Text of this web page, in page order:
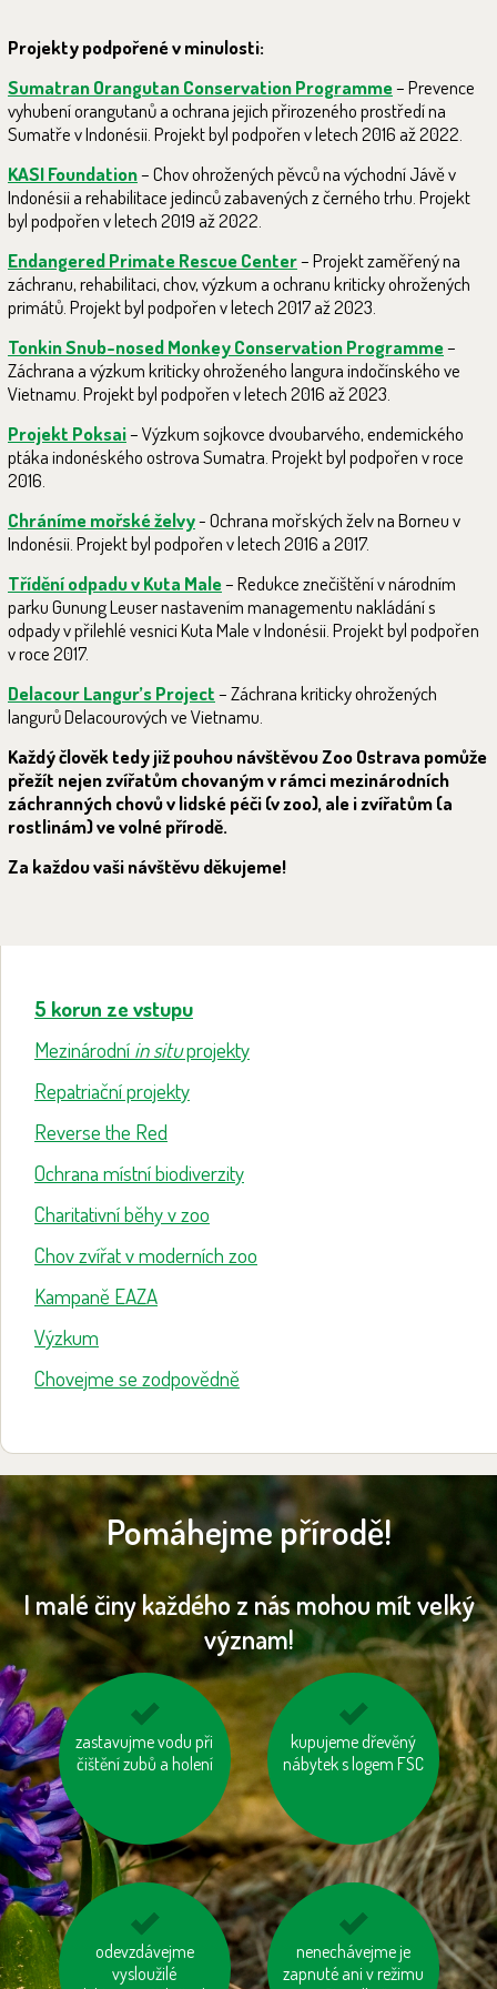
Projekty podpořené v minulosti:
Sumatran Orangutan Conservation Programme– Prevence
vyhubení orangutanů a ochrana jejich přirozeného prostředí na
Sumatře v Indonésii. Projekt byl podpořen v letech 2016 až 2022.
KASI Foundation– Chov ohrožených pěvců na východní Jávě v
Indonésii a rehabilitace jedinců zabavených z černého trhu. Projekt
byl podpořen v letech 2019 až 2022.
Endangered Primate Rescue Center– Projekt zaměřený na
záchranu, rehabilitaci, chov, výzkum a ochranu kriticky ohrožených
primátů. Projekt byl podpořen v letech 2017 až 2023.
Tonkin Snub-nosed Monkey Conservation Programme–
Záchrana a výzkum kriticky ohroženého langura indočínského ve
Vietnamu. Projekt byl podpořen v letech 2016 až 2023.
Projekt Poksai– Výzkum sojkovce dvoubarvého, endemického
ptáka indonéského ostrova Sumatra. Projekt byl podpořen v roce
2016.
Chráníme mořské želvy- Ochrana mořských želv na Borneu v
Indonésii. Projekt byl podpořen v letech 2016 a 2017.
Třídění odpadu v Kuta Male– Redukce znečištění v národním
parku Gunung Leuser nastavením managementu nakládání s
odpady v přilehlé vesnici Kuta Male v Indonésii. Projekt byl podpořen
v roce 2017.
Delacour Langur’s Project– Záchrana kriticky ohrožených
langurů Delacourových ve Vietnamu.
Každý člověk tedy již pouhou návštěvou Zoo Ostrava pomůže
přežít nejen zvířatům chovaným v rámci mezinárodních
záchranných chovů v lidské péči (v zoo), ale i zvířatům (a
rostlinám) ve volné přírodě.
Za každou vaši návštěvu děkujeme!
5 korun ze vstupu
Mezinárodní in situprojekty
Repatriační projekty
Reverse the Red
Ochrana místní biodiverzity
Charitativní běhy v zoo
Chov zvířat v moderních zoo
Kampaně EAZA
Výzkum
Chovejme se zodpovědně
Pomáhejme přírodě!
I malé činy každého z nás mohou mít velký
význam!
zastavujme vodu při
čištění zubů a holení
nepřetápějme
místnosti
kupujeme dřevěný
nábytek s logem FSC
vypínejme el.
spotřebiče (TV, PC
odevzdávejme
vysloužilé
vzniklý odpad třiďme
nenechávejme je
zapnuté ani v režimu
šetřeme vodou